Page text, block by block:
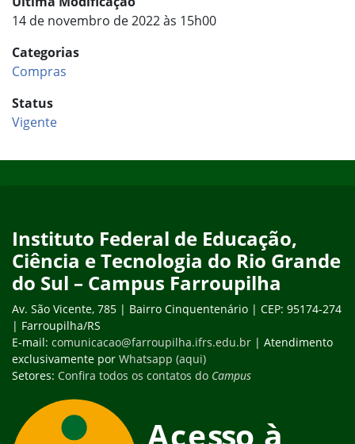
14 de novembro de 2022 às 15h00
Categorias
Compras
Status
Vigente
Instituto Federal de Educação,
Ciência e Tecnologia do Rio Grande
do Sul – Campus Farroupilha
Av. São Vicente, 785 | Bairro Cinquentenário | CEP: 95174-274
| Farroupilha/RS
E-mail: comunicacao@farroupilha.ifrs.edu.br | Atendimento
exclusivamente por Whatsapp (aqui)
Setores: Confira todos os contatos do Campus